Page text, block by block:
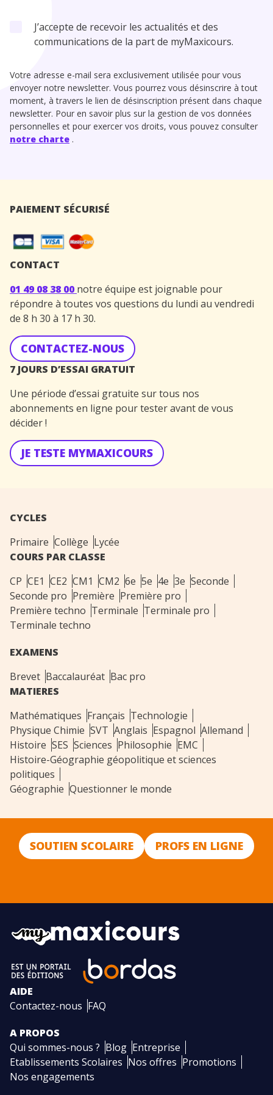
J’accepte de recevoir les actualités et des
communications de la part de myMaxicours.
Votre adresse e-mail sera exclusivement utilisée pour vous
envoyer notre newsletter. Vous pourrez vous désinscrire à tout
moment, à travers le lien de désinscription présent dans chaque
newsletter. Pour en savoir plus sur la gestion de vos données
personnelles et pour exercer vos droits, vous pouvez consulter
notre charte .
PAIEMENT SÉCURISÉ
CONTACT
01 49 08 38 00 notre équipe est joignable pour
répondre à toutes vos questions du lundi au vendredi
de 8 h 30 à 17 h 30.
CONTACTEZ-NOUS
7 JOURS D’ESSAI GRATUIT
Une période d’essai gratuite sur tous nos
abonnements en ligne pour tester avant de vous
décider !
JE TESTE MYMAXICOURS
CYCLES
Primaire Collège Lycée
COURS PAR CLASSE
CP CE1 CE2 CM1 CM2 6e 5e 4e 3e Seconde
Seconde pro Première Première pro
Première techno Terminale Terminale pro
Terminale techno
EXAMENS
Brevet Baccalauréat Bac pro
MATIERES
Mathématiques Français Technologie
Physique Chimie SVT Anglais Espagnol Allemand
Histoire SES Sciences Philosophie EMC
Histoire-Géographie géopolitique et sciences
politiques
Géographie Questionner le monde
SOUTIEN SCOLAIRE PROFS EN LIGNE
AIDE
Contactez-nous FAQ
A PROPOS
Qui sommes-nous ? Blog Entreprise
Etablissements Scolaires Nos offres Promotions
Nos engagements